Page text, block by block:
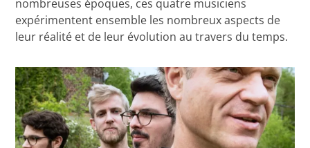
nombreuses époques, ces quatre musiciens
expérimentent ensemble les nombreux aspects de
leur réalité et de leur évolution au travers du temps.